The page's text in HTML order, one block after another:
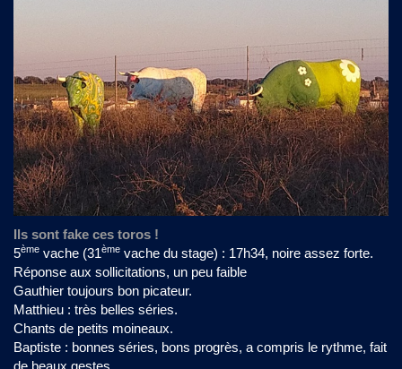
Ils sont fake ces toros !
5ème vache (31ème vache du stage) : 17h34, noire assez forte.
Réponse aux sollicitations, un peu faible
Gauthier toujours bon picateur.
Matthieu : très belles séries.
Chants de petits moineaux.
Baptiste : bonnes séries, bons progrès, a compris le rythme, fait
de beaux gestes.